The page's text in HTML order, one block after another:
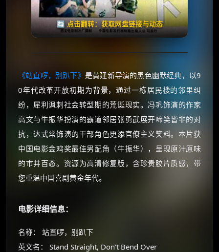
🔄 点击翻转：获取网盘链接与动态
失效请反馈
🧧️
天天领红包
《站直啰，别趴下》 是黄建新导演的黑色幽默经典，以9
0年代改革开放初期为背景，通过一栋居民楼的邻里纠
纷，犀利讽刺社会转型期的荒诞现实。冯巩饰演的作家
高文与牛振华扮演的霸道邻居张勇武展开啼笑皆非的对
抗，达式常饰演的干部角色更添官僚主义笑料。本片获
中国电影金鸡奖最佳男配角（牛振华），呈现原汁原味
的市井百态。资源为高清修复版，含珍贵胶片质感，带
您重温中国喜剧黄金年代。
电影详细信息：
名称： 站直啰，别趴下
英文名： Stand Straight, Don't Bend Over